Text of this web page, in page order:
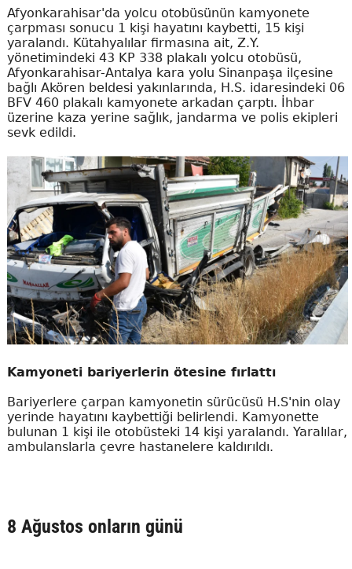
Afyonkarahisar'da yolcu otobüsünün kamyonete
çarpması sonucu 1 kişi hayatını kaybetti, 15 kişi
yaralandı. Kütahyalılar firmasına ait, Z.Y.
yönetimindeki 43 KP 338 plakalı yolcu otobüsü,
Afyonkarahisar-Antalya kara yolu Sinanpaşa ilçesine
bağlı Akören beldesi yakınlarında, H.S. idaresindeki 06
BFV 460 plakalı kamyonete arkadan çarptı. İhbar
üzerine kaza yerine sağlık, jandarma ve polis ekipleri
sevk edildi.
Kamyoneti bariyerlerin ötesine fırlattı
Bariyerlere çarpan kamyonetin sürücüsü H.S'nin olay
yerinde hayatını kaybettiği belirlendi. Kamyonette
bulunan 1 kişi ile otobüsteki 14 kişi yaralandı. Yaralılar,
ambulanslarla çevre hastanelere kaldırıldı.
8 Ağustos onların günü